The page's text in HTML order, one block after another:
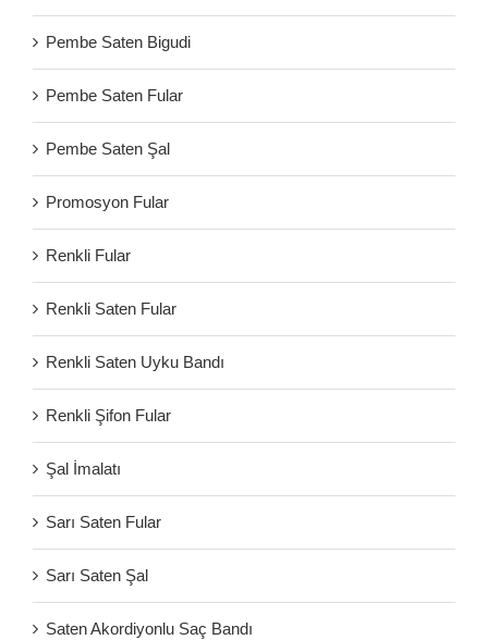
Pembe Saten Bigudi
Pembe Saten Fular
Pembe Saten Şal
Promosyon Fular
Renkli Fular
Renkli Saten Fular
Renkli Saten Uyku Bandı
Renkli Şifon Fular
Şal İmalatı
Sarı Saten Fular
Sarı Saten Şal
Saten Akordiyonlu Saç Bandı